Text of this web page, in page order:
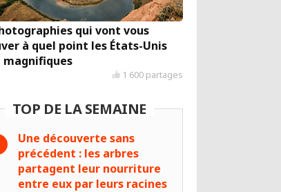
qui vont vous
à quel point les États-Unis
magnifiques
1 600 partages
TOP DE LA SEMAINE
Une découverte sans
précédent : les arbres
partagent leur nourriture
entre eux par leurs racines